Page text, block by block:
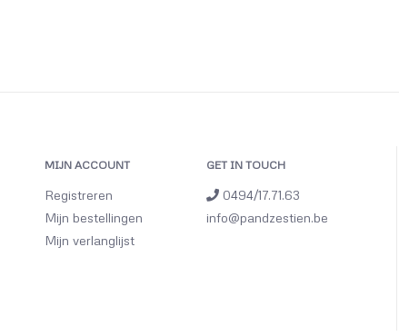
MIJN ACCOUNT
Registreren
Mijn bestellingen
Mijn verlanglijst
GET IN TOUCH
0494/17.71.63
info@pandzestien.be